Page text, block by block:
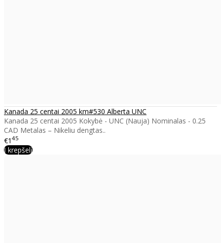
Kanada 25 centai 2005 km#530 Alberta UNC
Kanada 25 centai 2005 Kokybė - UNC (Nauja) Nominalas - 0.25
CAD Metalas – Nikeliu dengtas..
€1 45
Į krepšelį